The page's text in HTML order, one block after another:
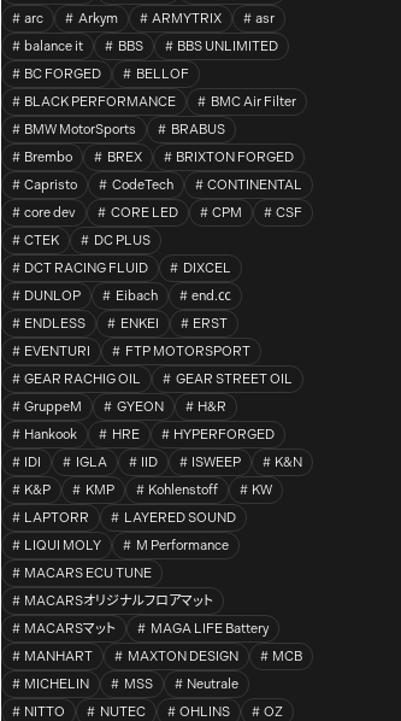
arc
Arkym ARMYTRIX
asr
balance it
BBS
BBS UNLIMITED
BC FORGED
BELLOF
BLACK PERFORMANCE
BMC Air Filter
BMW MotorSports
BRABUS
Brembo
BREX
BRIXTON FORGED
Capristo
CodeTech
CONTINENTAL
core dev
CORE LED CPM
CSF
CTEK
DC PLUS
DCT RACING FLUID
DIXCEL
DUNLOP
Eibach
end.㏄
ENDLESS
ENKEI
ERST
EVENTURI
FTP MOTORSPORT
GEAR RACHIG OIL
GEAR STREET OIL
GruppeM
GYEON
H&R
Hankook
HRE
HYPERFORGED
IDI
IGLA IID ISWEEP
K&N
K&P
KMP Kohlenstoff
KW
LAPTORR
LAYERED SOUND
LIQUI MOLY
M Performance
MACARS ECU TUNE
MACARSオリジナルフロアマット
MACARSマット
MAGA LIFE Battery
MANHART
MAXTON DESIGN
MCB
MICHELIN
MSS
Neutrale
NITTO
NUTEC OHLINS OZ